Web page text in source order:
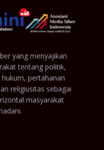
yang menyajikan
tentang politik,
pertahanan
religiusitas sebagai
masyarakat